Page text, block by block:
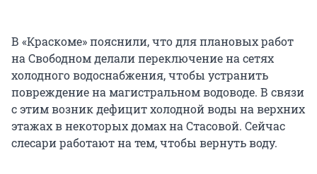
В «Краскоме» пояснили, что для плановых работ
на Свободном делали переключение на сетях
холодного водоснабжения, чтобы устранить
повреждение на магистральном водоводе. В связи
с этим возник дефицит холодной воды на верхних
этажах в некоторых домах на Стасовой. Сейчас
слесари работают на тем, чтобы вернуть воду.